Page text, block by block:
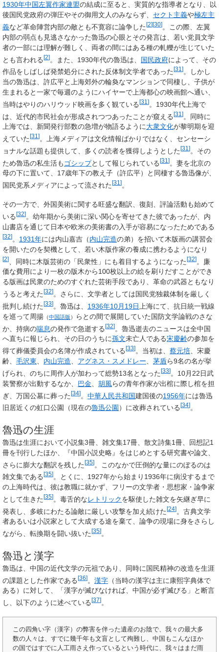
1930年中国左翼作家連盟の結成に至ると、実質的な指導者となり、以
後国民党政府の弾圧やその御用文人のみならず、 セクト主義や極左主
義など革命陣営内部の敵とも不寛容に論争した[2][30]。この際、左翼
内部の弱点も見逃さなかった魯迅の心眼とその発言は、若い党員文学
者の一部には理解が難しく、両者の間にはある種の軋轢が生じていた
とも言われる[2]。また、1930年代の魯迅は、 国民政府によって、その
作品をしばしば発禁処分にされた反体制文学者であった [31 ] 。しかし
当の魯迅は、許広平と上海郊外の輪奐なマンションで同棲し、子供が
生まれると一家で毎週のようにハイヤーで上海都心の映画館へ通い、
当時はやりのハリウッド映画を多く観ている[31 ]。1930年代上海で
は、近代的市民社会が形成されつつあったことが窺える[31 ]。同時に
上海では、新聞発行部数の急増が物語るように大衆文化が黎明期を迎
えていた [31 ] 。上海メディアは文化情報ばかりではなく、センセーシ
ョナルな話題も提供して、多くの読者を獲得しようとした[31 ]。その
ため魯迅の私生活も ゴシップとして報じられている[31 ]
。妻を北京の
母の下に置いて、17歳年下の教え子（許広平）と同棲する魯迅像が、
国民党系メディアによって流された [31 ] 。
その一方で、外国美術に関する旺盛な翻訳、復刻、評論活動も始めて
いる [32] 。幼年期から美術に深い関心を寄せてきた彼であったが、内
山書店を通じて日本や欧米の美術書の入手が容易になったためである
[32] 。 1931年には内山嘉吉（内山完造の弟）を招いて木版画の講習会
を開いたのを契機として、若い木版作家の養成に携わるようになり
[2] 、同時に木版芸術の「民衆性」にも着目するようになった[32]。廉
価な費用により一枚の版木から100枚以上の絵を刷りだすことができ
る版画は民衆のためのすぐれた芸術手段であり、革命の武器ともなり
うると考えた [32] 。さらに、文学者としては国民党独裁体制を厳しく
批判し続けた [33] 。魯迅は、 1936年10月19日 上海にて、抗日統一戦線
を巡って周揚 （中国語版 ）
らとの間で展開していた国防文学論戦のさな
か、持病の喘息の発作で急逝する[32]。魯迅逝去のニュースは全中国
へ直ちに報じられ、その日のうちに孫文未亡人である宋慶齢の参加を
得て葬儀委員会の名簿が作成されている [33] 。当初は、 蔡元培 、宋慶
齢、 毛沢東 内山完造 アグネス・スメドレー 茅盾ら9名の名が挙
げられ、のちに周作人が加わって総勢13名となった[33]。10月22日武
装警察が出動するなか、 巴金 胡風らの青年作家が出棺に際し棺を担
ぎ、万国公墓に葬った[34]。 中華人民共和国建国後の1956年には魯迅
旧居近くの虹口公園（現在の魯迅公園 ）に改葬されている [34] 。
魯迅の生涯
魯迅は生涯において小説集3冊、雑文集17冊、散文詩集1冊、回想記1
冊を刊行したほか、『中国小説史略』をはじめとする研究書や論文、
さらに膨大な翻訳を残した[35]。このなかで圧倒的な量にのぼるのは
雑文集である [35] 。とくに、1927年から始まり1936年に病没するまで
の上海時代は、彼は教職に就かず、フリーの文学者・思想家・論争家
として生きた[35]。毒舌的なレトリックを駆使した雑文を矢継ぎ早に
発表し、多岐にわたる論敵に厳しい攻撃を加え続けた[24]。古典文学
者あるいは小説家として大成する途を棄て、論争の現場に身をさらし
ながら、転換期を闘い抜いた [35] 。
魯迅と漢字
魯迅は、中国の近代文学の元祖であり、同時に国民精神の改造を生涯
の課題とした作家である[36] 漢字 （当時の漢字は主に康熙字典体で
ある）に対して、「漢字が滅びなければ、中国が必ず滅びる」と断言
し、以下のように述べている [37] 。
この四角い字（漢字）の弊害を伴った遺産のお陰で、我々の最大多
数の人々は、すでに幾千年も文盲として殉難し、中国もこんなほか
の国ではすでに人工雨さえ作っているという時代に、我々はまだ雨